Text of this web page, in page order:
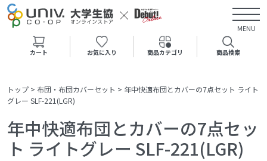
MENU
カート お気に入り 商品カテゴリ 商品検索
トップ > 布団・布団カバーセット > 年中快適布団とカバーの7点セット ライト
グレー SLF-221(LGR)
年中快適布団とカバーの7点セッ
ト ライトグレー SLF-221(LGR)